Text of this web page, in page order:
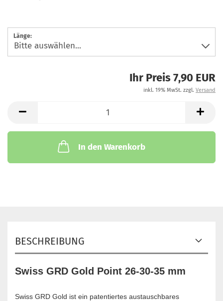
Länge:
Ihr Preis 7,90 EUR
inkl. 19% MwSt. zzgl. Versand
In den Warenkorb
BESCHREIBUNG
Swiss GRD Gold Point 26-30-35 mm
Swiss GRD Gold ist ein patentiertes austauschbares